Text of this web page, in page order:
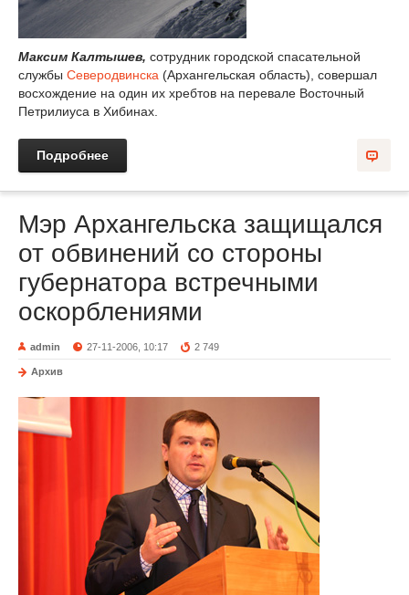
Максим Калтышев, сотрудник городской спасательной
службы Северодвинска (Архангельская область), совершал
восхождение на один их хребтов на перевале Восточный
Петрилиуса в Хибинах.
Подробнее
Мэр Архангельска защищался
от обвинений со стороны
губернатора встречными
оскорблениями
admin 27-11-2006, 10:17 2 749
Архив